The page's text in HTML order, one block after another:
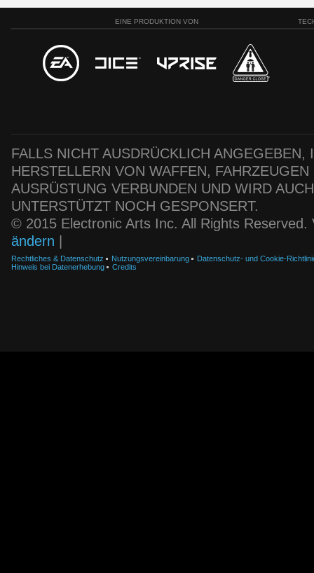
EINE PRODUKTION VON
FALLS NICHT AUSDRÜCKLICH
HERSTELLERN VON WAFFEN,
AUSRÜSTUNG VERBUNDEN UND WIRD
UNTERSTÜTZT NOCH GESPONSERT.
© 2015 Electronic Arts Inc. All Rights
ändern
Rechtliches & Datenschutz Nutzungsvereinbarung
Datenschutz- und Cookie-
Hinweis bei Datenerhebung
Credits